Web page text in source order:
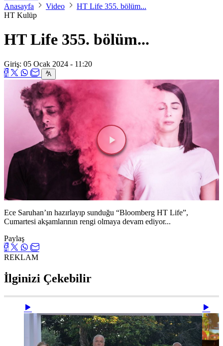
Anasayfa Video
HT Life 355. bölüm...
HT Kulüp
HT Life 355. bölüm...
Giriş: 05 Ocak 2024 - 11:20
Videoyu
Oynat
Ece Saruhan’ın hazırlayıp sunduğu “Bloomberg HT Life”,
Cumartesi akşamlarının rengi olmaya devam ediyor...
Paylaş
REKLAM
İlginizi Çekebilir